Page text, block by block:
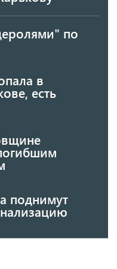
по
в
есть
поднимут